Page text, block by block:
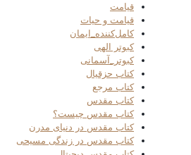
قیامت
قیامت و حیات
کامل‌کننده_ایمان
کبوتر الهی
کبوتر_آسمانی
کتاب حزقیال
کتاب مرجع
کتاب مقدس
کتاب مقدس چیست؟
کتاب مقدس در دنیای مدرن
کتاب مقدس در زندگی مسیحی